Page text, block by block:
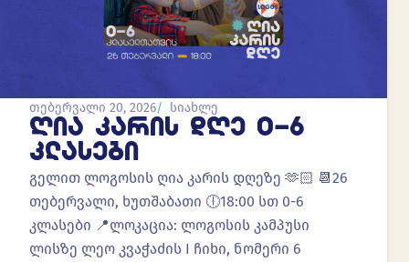
თებერვალი 20, 2026 სიახლე
ᲦᲘᲐ ᲙᲐᲠᲘᲡ ᲓᲦᲔ 0-6
ᲙᲚᲐᲡᲔᲑᲘ
გელით ლოგოსის ღია კარის დღეზე 🫶🏻 📆26
თებერვალი, ხუთშაბათი 🕕18:00 სთ 0-6
კლასები 📍ლოკაცია: ლოგოსის კამპუსი
ლისზე ლეო კვაჭაძის I ჩიხი, ნომერი 6